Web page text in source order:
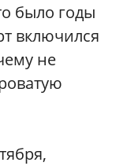
было годы
включился
не